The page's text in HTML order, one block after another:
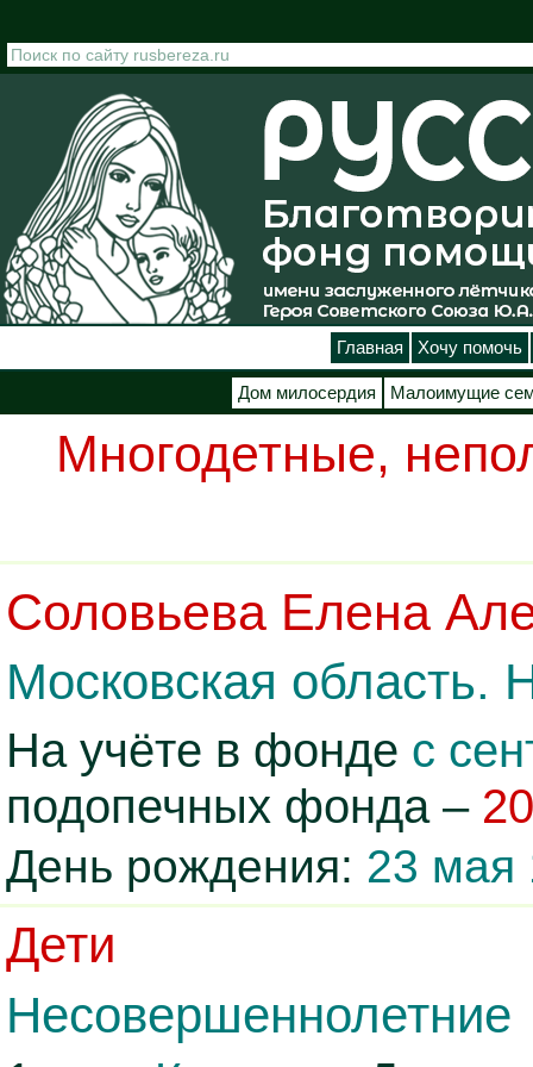
Главная Хочу помочь
Дом милосердия Малоимущие
Многодетные,
Соловьева Елена
Московская область.
На учёте в фонде с
подопечных фонда –
День рождения: 23 мая
Дети
Несовершеннолетние